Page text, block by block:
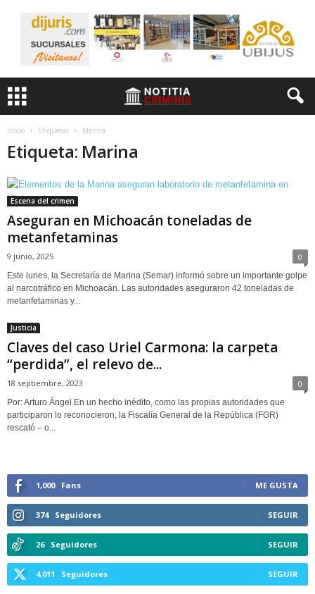
Inicio Etiquetas Marina
Etiqueta: Marina
Escena del crimen
Aseguran en Michoacán toneladas de
metanfetaminas
9 junio, 2025 0
Este lunes, la Secretaría de Marina (Semar) informó sobre un importante golpe
al narcotráfico en Michoacán. Las autoridades aseguraron 42 toneladas de
metanfetaminas y...
Justicia
Claves del caso Uriel Carmona: la carpeta
“perdida”, el relevo de...
18 septiembre, 2023 0
Por: Arturo Ángel En un hecho inédito, como las propias autoridades que
participaron lo reconocieron, la Fiscalía General de la República (FGR)
rescató – o...
1,000 Fans ME GUSTA
374 Seguidores SEGUIR
26 Seguidores SEGUIR
4,011 Seguidores SEGUIR